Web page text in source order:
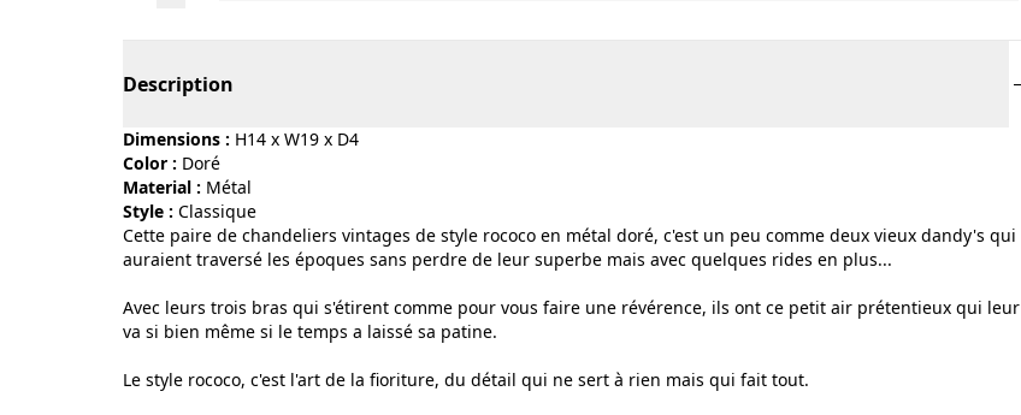
Description
Dimensions : H14 x W19 x D4
Color :
doré
Material :
métal
Style :
classique
Cette paire de chandeliers vintages de style rococo en métal doré, c'est un peu comme deux vieux dandy's qui
auraient traversé les époques sans perdre de leur superbe mais avec quelques rides en plus...
Avec leurs trois bras qui s'étirent comme pour vous faire une révérence, ils ont ce petit air prétentieux qui leur
va si bien même si le temps a laissé sa patine.
Le style rococo, c'est l'art de la fioriture, du détail qui ne sert à rien mais qui fait tout.